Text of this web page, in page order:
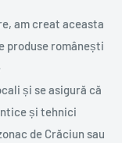
am creat aceasta
produse românești
și se asigură că
și tehnici
de Crăciun sau